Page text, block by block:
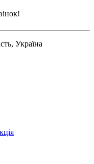
Україна